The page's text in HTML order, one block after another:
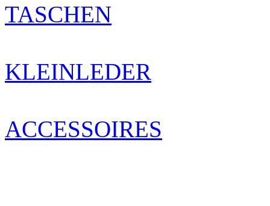
TASCHEN
KLEINLEDER
ACCESSOIRES